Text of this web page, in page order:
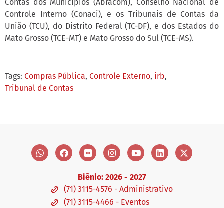
Controle Interno (Conaci), e os Tribunais de Contas da
União (TCU), do Distrito Federal (TC-DF), e dos Estados do
Mato Grosso (TCE-MT) e Mato Grosso do Sul (TCE-MS).
Tags: Compras Pública, Controle Externo, irb,
Tribunal de Contas
Biênio: 2026 - 2027
(71) 3115-4576 - Administrativo
(71) 3115-4466 - Eventos